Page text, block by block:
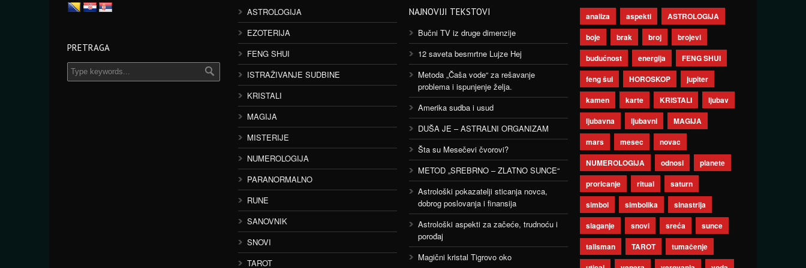
PRETRAGA
ASTROLOGIJA
EZOTERIJA
FENG SHUI
ISTRAŽIVANJE SUDBINE
KRISTALI
MAGIJA
MISTERIJE
NUMEROLOGIJA
PARANORMALNO
RUNE
SANOVNIK
SNOVI
TAROT
NAJNOVIJI TEKSTOVI
Bučni TV iz druge dimenzije
12 saveta besmrtne Lujze Hej
Metoda „Čaša vode“ za rešavanje
problema i ispunjenje želja.
Amerika sudba i usud
DUŠA JE – ASTRALNI ORGANIZAM
Šta su Mesečevi čvorovi?
METOD „SREBRNO – ZLATNO SUNCE“
Astrološki pokazatelji sticanja novca,
dobrog poslovanja i finansija
Astrološki aspekti za začeće, trudnoću i
porođaj
Magični kristal Tigrovo oko
analiza aspekti
ASTROLOGIJA
boje
brak broj
brojevi
budućnost
energija
FENG SHUI
feng šui
HOROSKOP
jupiter
kamen
karte KRISTALI
ljubav
ljubavna
ljubavni
MAGIJA
mars
mesec
novac
NUMEROLOGIJA
odnosi
planete
proricanje
ritual
saturn
simbol
simbolika
sinastrija
slaganje
snovi sreća
sunce
talisman
TAROT
tumačenje